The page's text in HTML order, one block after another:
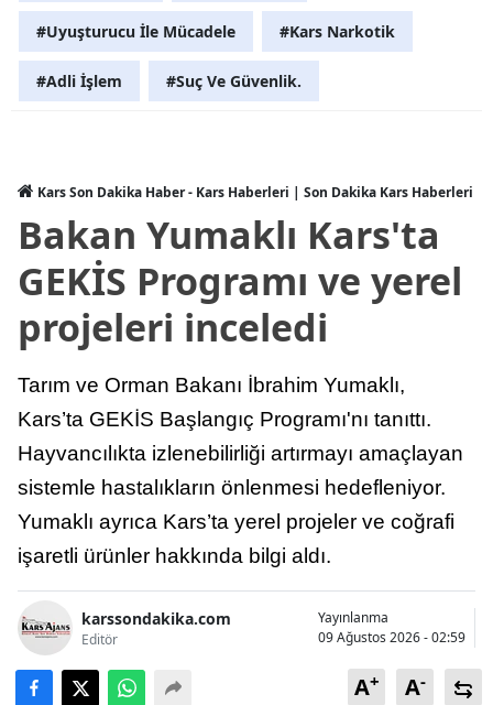
Yalova
Düzce
#Uyuşturucu İle Mücadele #Kars Narkotik
#Adli İşlem #Suç Ve Güvenlik.
Kars Son Dakika Haber - Kars Haberleri | Son Dakika Kars Haberleri
Bakan Yumaklı Kars'ta
GEKİS Programı ve yerel
projeleri inceledi
Tarım ve Orman Bakanı İbrahim Yumaklı,
Kars’ta GEKİS Başlangıç Programı'nı tanıttı.
Hayvancılıkta izlenebilirliği artırmayı amaçlayan
sistemle hastalıkların önlenmesi hedefleniyor.
Yumaklı ayrıca Kars’ta yerel projeler ve coğrafi
işaretli ürünler hakkında bilgi aldı.
karssondakika.com
Editör
Yayınlanma
09 Ağustos 2026 - 02:59
A+ A-